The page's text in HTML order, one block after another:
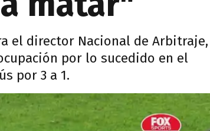
el director Nacional de Arbitraje,
por lo sucedido en el
por 3 a 1.